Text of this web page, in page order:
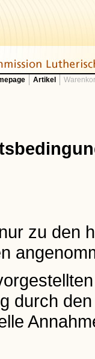
Artikel
zu den
durch